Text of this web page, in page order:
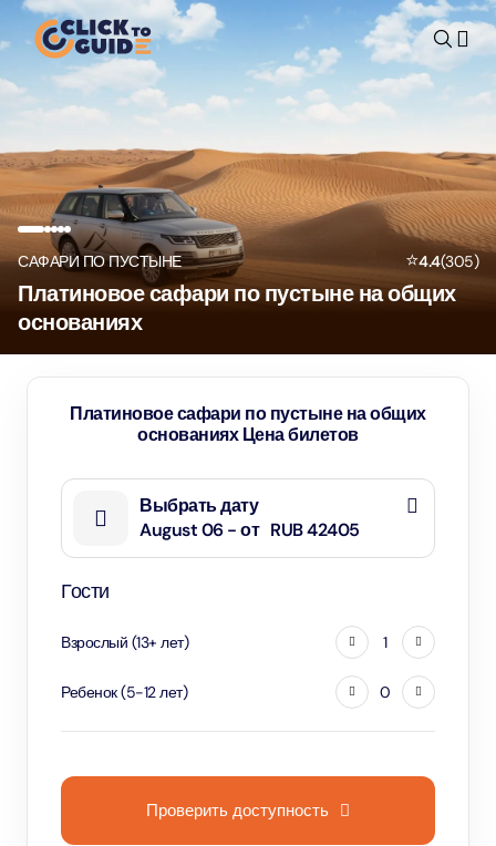
Skip to content
САФАРИ ПО ПУСТЫНЕ ⭐4.4(305)
Платиновое сафари по пустыне на общих
основаниях
Платиновое сафари по пустыне на общих
основаниях Цена билетов
Выбрать дату
August 06 - от RUB 42405
Гости
Взрослый (13+ лет) 1
Ребенок(5-12лет) 0
Проверить доступность